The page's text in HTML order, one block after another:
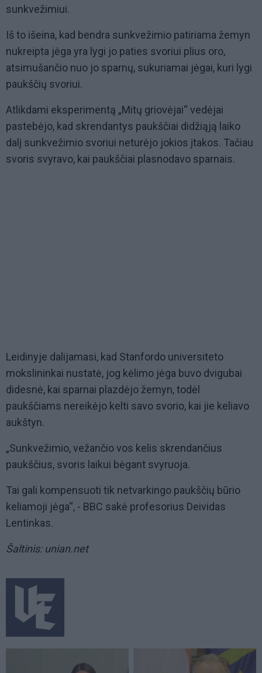
sunkvežimiui.
Iš to išeina, kad bendra sunkvežimio patiriama žemyn
nukreipta jėga yra lygi jo paties svoriui plius oro,
atsimušančio nuo jo sparnų, sukuriamai jėgai, kuri lygi
paukščių svoriui.
Atlikdami eksperimentą „Mitų griovėjai“ vedėjai
pastebėjo, kad skrendantys paukščiai didžiąją laiko
dalį sunkvežimio svoriui neturėjo jokios įtakos. Tačiau
svoris svyravo, kai paukščiai plasnodavo sparnais.
Leidinyje dalijamasi, kad Stanfordo universiteto
mokslininkai nustatė, jog kėlimo jėga buvo dvigubai
didesnė, kai sparnai plazdėjo žemyn, todėl
paukščiams nereikėjo kelti savo svorio, kai jie keliavo
aukštyn.
„Sunkvežimio, vežančio vos kelis skrendančius
paukščius, svoris laikui bėgant svyruoja.
Tai gali kompensuoti tik netvarkingo paukščių būrio
keliamoji jėga“, - BBC sakė profesorius Deividas
Lentinkas.
Šaltinis: unian.net